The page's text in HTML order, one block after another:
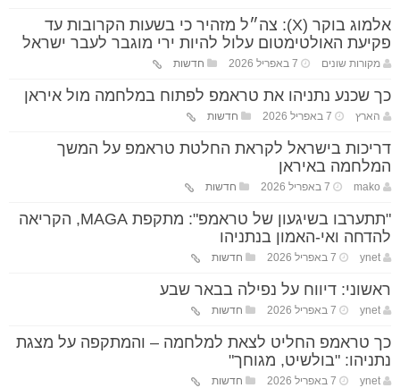
אלמוג בוקר (X): צה״ל מזהיר כי בשעות הקרובות עד
פקיעת האולטימטום עלול להיות ירי מוגבר לעבר ישראל
מקורות שונים 7 באפריל 2026 חדשות
כך שכנע נתניהו את טראמפ לפתוח במלחמה מול איראן
הארץ 7 באפריל 2026 חדשות
דריכות בישראל לקראת החלטת טראמפ על המשך
המלחמה באיראן
mako 7 באפריל 2026 חדשות
"תתערבו בשיגעון של טראמפ": מתקפת MAGA, הקריאה
להדחה ואי-האמון בנתניהו
ynet 7 באפריל 2026 חדשות
ראשוני: דיווח על נפילה בבאר שבע
ynet 7 באפריל 2026 חדשות
כך טראמפ החליט לצאת למלחמה – והמתקפה על מצגת
נתניהו: "בולשיט, מגוחך"
ynet 7 באפריל 2026 חדשות